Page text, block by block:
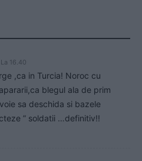
16.40
,ca in Turcia! Noroc cu
blegul ala de prim
sa deschida si bazele
” soldatii …definitiv!!